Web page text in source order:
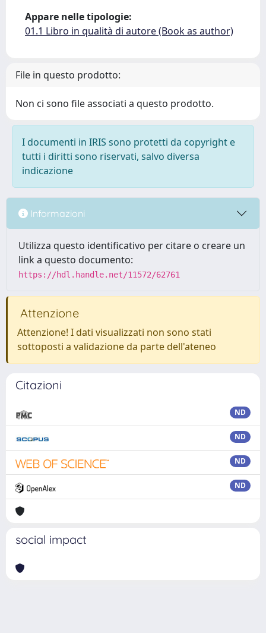
Appare nelle tipologie:
01.1 Libro in qualità di autore (Book as author)
File in questo prodotto:
Non ci sono file associati a questo prodotto.
I documenti in IRIS sono protetti da copyright e
tutti i diritti sono riservati, salvo diversa
indicazione
Informazioni
Utilizza questo identificativo per citare o creare un
link a questo documento:
https://hdl.handle.net/11572/62761
Attenzione
Attenzione! I dati visualizzati non sono stati
sottoposti a validazione da parte dell'ateneo
Citazioni
ND
ND
ND
ND
social impact